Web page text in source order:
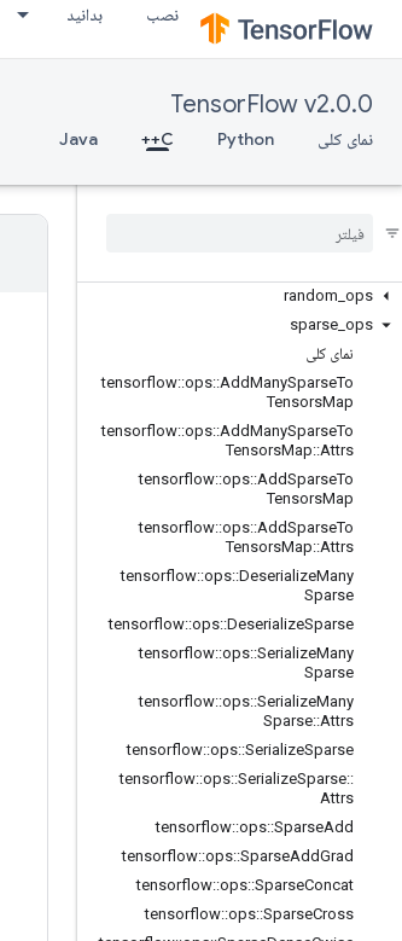
نصب بدانید
TensorFlow v2.0.0
نمای کلی Python
C++
Java
core
data_flow_ops
image_ops
logging_ops
no_op
random ops
sparse ops
نمای کلی
tensorflow::ops::AddManySparseTo
TensorsMap
tensorflow::ops::AddManySparseTo
TensorsMap::Attrs
tensorflow::ops::AddSparseTo
TensorsMap
tensorflow::ops::AddSparseTo
TensorsMap::Attrs
tensorflow::ops::DeserializeMany
Sparse
tensorflow::ops::DeserializeSparse
tensorflow::ops::SerializeMany
Sparse
tensorflow::ops::SerializeMany
Sparse::Attrs
tensorflow::ops::SerializeSparse
tensorflow::ops::SerializeSparse::
Attrs
tensorflow::ops::SparseAdd
tensorflow::ops::SparseAddGrad
tensorflow::ops::SparseConcat
tensorflow::ops::SparseCross